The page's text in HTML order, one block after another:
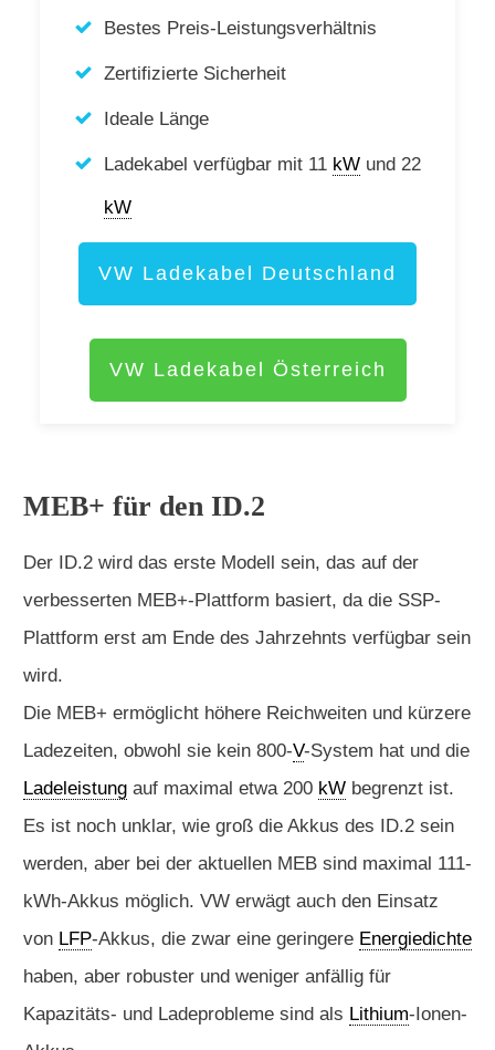
Bestes Preis-Leistungsverhältnis
Zertifizierte Sicherheit
Ideale Länge
Ladekabel verfügbar mit 11 kW und 22
kW
VW Ladekabel Deutschland
VW Ladekabel Österreich
MEB+ für den ID.2
Der ID.2 wird das erste Modell sein, das auf der
verbesserten MEB+-Plattform basiert, da die SSP-
Plattform erst am Ende des Jahrzehnts verfügbar sein
wird.
Die MEB+ ermöglicht höhere Reichweiten und kürzere
Ladezeiten, obwohl sie kein 800-V-System hat und die
Ladeleistung auf maximal etwa 200 kW begrenzt ist.
Es ist noch unklar, wie groß die Akkus des ID.2 sein
werden, aber bei der aktuellen MEB sind maximal 111-
kWh-Akkus möglich. VW erwägt auch den Einsatz
von LFP-Akkus, die zwar eine geringere Energiedichte
haben, aber robuster und weniger anfällig für
Kapazitäts- und Ladeprobleme sind als Lithium-Ionen-